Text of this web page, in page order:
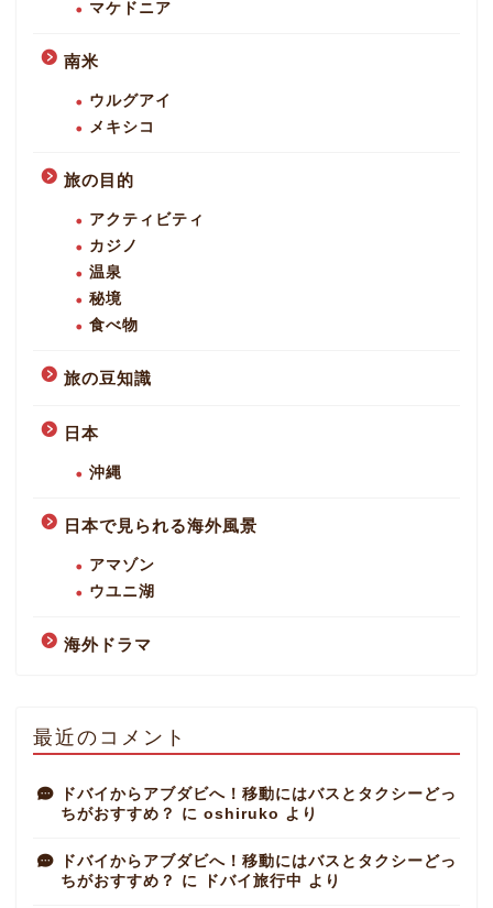
マケドニア
南米
ウルグアイ
メキシコ
旅の目的
アクティビティ
カジノ
温泉
秘境
食べ物
旅の豆知識
日本
沖縄
日本で見られる海外風景
アマゾン
ウユニ湖
海外ドラマ
最近のコメント
ドバイからアブダビへ！移動にはバスとタクシーどっ
ちがおすすめ？
に oshiruko より
ドバイからアブダビへ！移動にはバスとタクシーどっ
ちがおすすめ？
に ドバイ旅行中 より